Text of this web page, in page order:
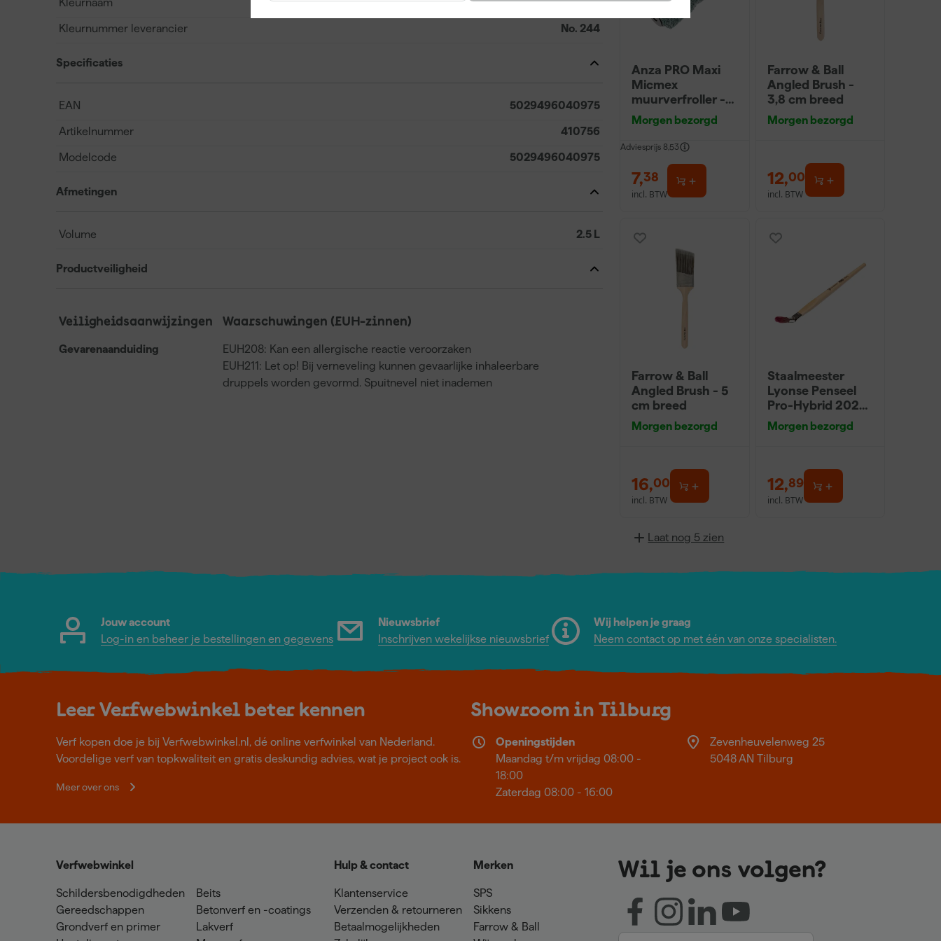
Kleurnaam London Clay
Kleurnummer leverancier No. 244
Specificaties
EAN 5029496040975
Artikelnummer 410756
Modelcode 5029496040975
Afmetingen
Volume 2.5 L
Productveiligheid
Veiligheidsaanwijzingen
Gevarenaanduiding
Waarschuwingen (EUH-zinnen)
EUH208: Kan een allergische reactie veroorzaken
EUH211: Let op! Bij verneveling kunnen gevaarlijke inhaleerbare
druppels worden gevormd. Spuitnevel niet inademen
Anza PRO Maxi
Micmex
muurverfroller -
18cm
Morgen bezorgd
Adviesprijs 8,53
7,38
incl. BTW
Farrow & Ball
Angled Brush -
3,8 cm breed
Morgen bezorgd
12,00
incl. BTW
Farrow & Ball
Angled Brush - 5
cm breed
Morgen bezorgd
16,00
incl. BTW
Staalmeester
Lyonse Penseel
Pro-Hybrid 2024
- 16
Morgen bezorgd
12,89
incl. BTW
Laat nog 5 zien
Jouw account
Log-in en beheer je bestellingen en gegevens
Nieuwsbrief
Inschrijven wekelijkse nieuwsbrief
Wij helpen je graag
Neem contact op met één van onze specialisten.
Leer Verfwebwinkel beter kennen
Verf kopen doe je bij Verfwebwinkel.nl, dé online verfwinkel van Nederland.
Voordelige verf van topkwaliteit en gratis deskundig advies, wat je project ook is.
Meer over ons
Showroom in Tilburg
Openingstijden
Maandag t/m vrijdag 08:00 -
18:00
Zaterdag 08:00 - 16:00
Zevenheuvelenweg 25
5048 AN Tilburg
Verfwebwinkel
Schildersbenodigdheden
Gereedschappen
Grondverf en primer
Beits
Betonverf en -coatings
Lakverf
Hulp & contact
Klantenservice
Verzenden & retourneren
Betaalmogelijkheden
Merken
SPS
Sikkens
Farrow & Ball
Wil je ons volgen?